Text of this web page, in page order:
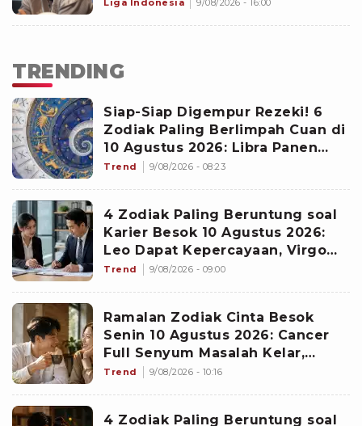
TRENDING
Siap-Siap Digempur Rezeki! 6
Zodiak Paling Berlimpah Cuan di
10 Agustus 2026: Libra Panen
Proyek Emas
Trend 9/08/2026 - 08:23
4 Zodiak Paling Beruntung soal
Karier Besok 10 Agustus 2026:
Leo Dapat Kepercayaan, Virgo
Makin Diperhitungkan
Trend 9/08/2026 - 09:00
Ramalan Zodiak Cinta Besok
Senin 10 Agustus 2026: Cancer
Full Senyum Masalah Kelar,
Scorpio Awas Terprovokasi
Trend 9/08/2026 - 10:16
4 Zodiak Paling Beruntung soal